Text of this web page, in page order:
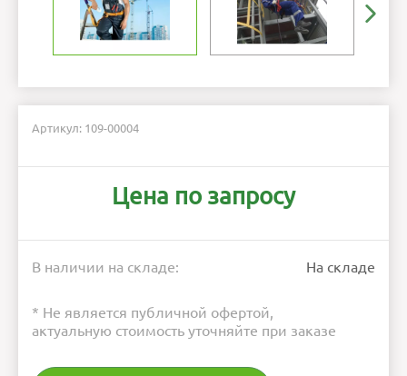
Артикул: 109-00004
Цена по запросу
В наличии на складе: На складе
* Не является публичной офертой,
актуальную стоимость уточняйте при заказе